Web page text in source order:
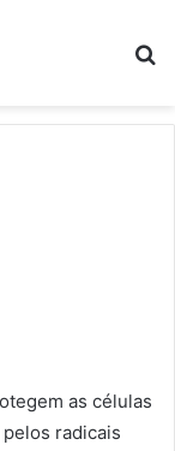
as células
radicais